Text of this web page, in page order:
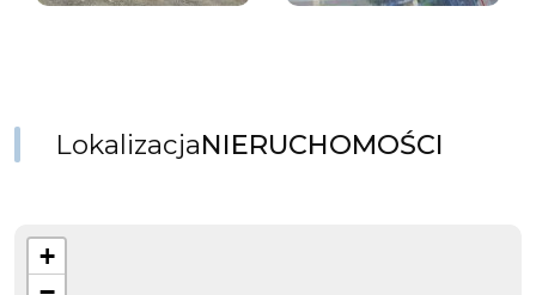
LokalizacjaNIERUCHOMOŚCI
+